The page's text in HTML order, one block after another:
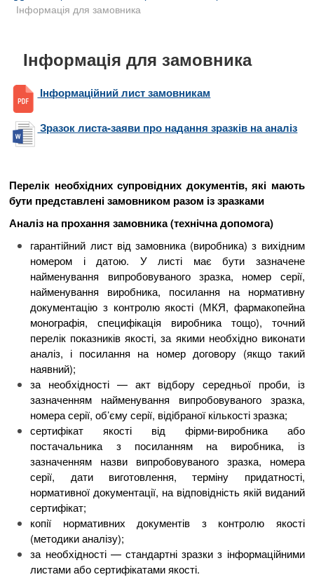
Інформація для замовника
Інформація для замовника
Інформаційний лист замовникам
Зразок листа-заяви про надання зразків на аналіз
Перелік необхідних супровідних документів, які мають
бути представлені замовником разом із зразками
Аналіз на прохання замовника (технічна допомога)
гарантійний лист від замовника (виробника) з вихідним
номером і датою. У листі має бути зазначене
найменування випробовуваного зразка, номер серії,
найменування виробника, посилання на нормативну
документацію з контролю якості (МКЯ, фармакопейна
монографія, специфікація виробника тощо), точний
перелік показників якості, за якими необхідно виконати
аналіз, і посилання на номер договору (якщо такий
наявний);
за необхідності — акт відбору середньої проби, із
зазначенням найменування випробовуваного зразка,
номера серії, об’єму серії, відібраної кількості зразка;
сертифікат якості від фірми-виробника або
постачальника з посиланням на виробника, із
зазначенням назви випробовуваного зразка, номера
серії, дати виготовлення, терміну придатності,
нормативної документації, на відповідність якій виданий
сертифікат;
копії нормативних документів з контролю якості
(методики аналізу);
за необхідності — стандартні зразки з інформаційними
листами або сертифікатами якості.